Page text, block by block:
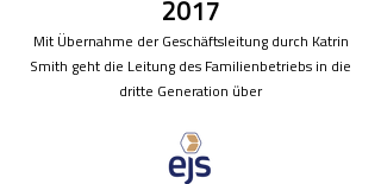
2017
Mit Übernahme der Geschäftsleitung durch Katrin
Smith geht die Leitung des Familienbetriebs in die
dritte Generation über